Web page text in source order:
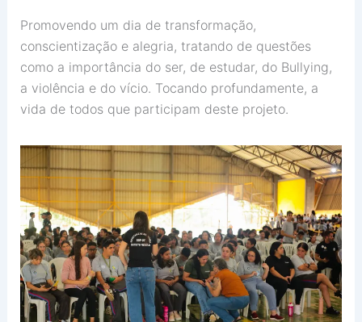
Promovendo um dia de transformação,
conscientização e alegria, tratando de questões
como a importância do ser, de estudar, do Bullying,
a violência e do vício. Tocando profundamente, a
vida de todos que participam deste projeto.